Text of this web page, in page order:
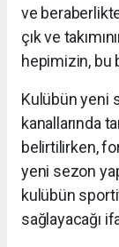
ve
çık ve
hepimizin, bu
Kulübün yeni
kanallarında
belirtilirken,
yeni sezon
kulübün
sağlayacağı